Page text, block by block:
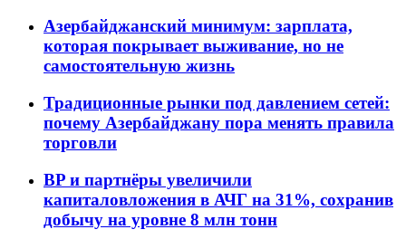
Азербайджанский минимум: зарплата,
которая покрывает выживание, но не
самостоятельную жизнь
Традиционные рынки под давлением сетей:
почему Азербайджану пора менять правила
торговли
BP и партнёры увеличили
капиталовложения в АЧГ на 31%, сохранив
добычу на уровне 8 млн тонн